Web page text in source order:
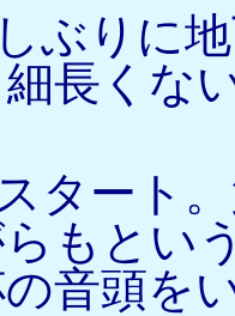
ぶりに
長くな
タート
もとい
音頭を